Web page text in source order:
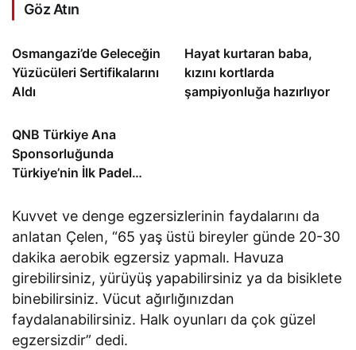
Göz Atın
Osmangazi’de Geleceğin
Yüzücüleri Sertifikalarını
Aldı
Hayat kurtaran baba,
kızını kortlarda
şampiyonluğa hazırlıyor
QNB Türkiye Ana
Sponsorluğunda
Türkiye’nin İlk Padel
Başlıyor
Kuvvet ve denge egzersizlerinin faydalarını da
anlatan Çelen, “65 yaş üstü bireyler günde 20-30
dakika aerobik egzersiz yapmalı. Havuza
girebilirsiniz, yürüyüş yapabilirsiniz ya da bisiklete
binebilirsiniz. Vücut ağırlığınızdan
faydalanabilirsiniz. Halk oyunları da çok güzel
egzersizdir” dedi.